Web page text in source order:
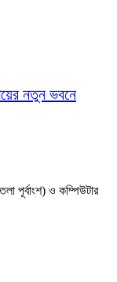
নতুন ভবনে
পূর্বাংশ) ও কম্পিউটার